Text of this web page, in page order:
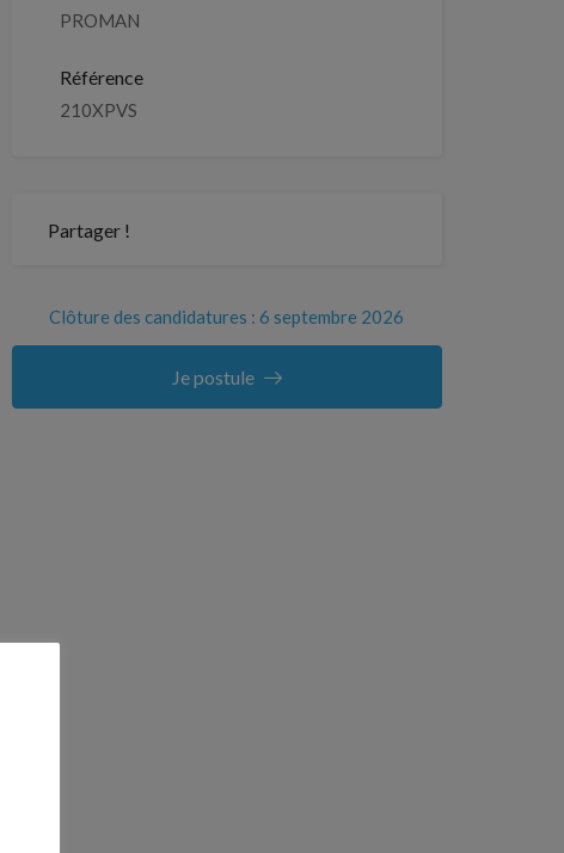
PROMAN
Référence
210XPVS
Partager !
Clôture des candidatures : 6 septembre 2026
Je postule